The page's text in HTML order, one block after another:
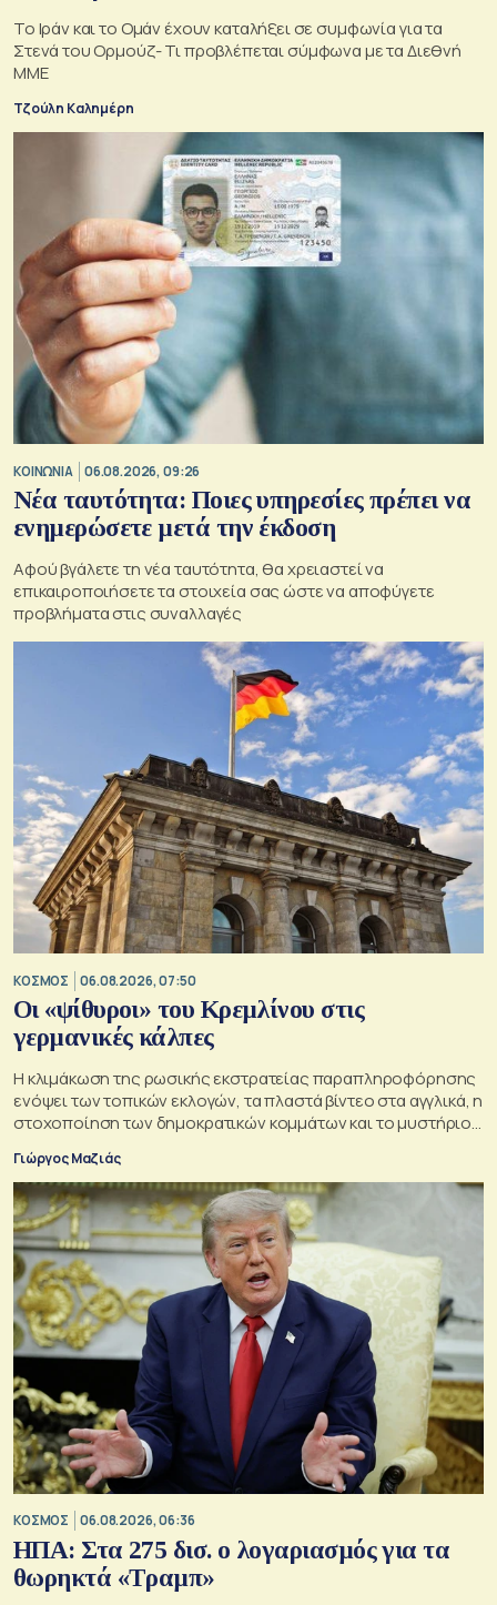
Το Ιράν και το Ομάν έχουν καταλήξει σε συμφωνία για τα
Στενά του Ορμούζ- Τι προβλέπεται σύμφωνα με τα Διεθνή
ΜΜΕ
Τζούλη Καλημέρη
ΚΟΙΝΩΝΙΑ 06.08.2026, 09:26
Νέα ταυτότητα: Ποιες υπηρεσίες πρέπει να
ενημερώσετε μετά την έκδοση
Αφού βγάλετε τη νέα ταυτότητα, θα χρειαστεί να
επικαιροποιήσετε τα στοιχεία σας ώστε να αποφύγετε
προβλήματα στις συναλλαγές
ΚΟΣΜΟΣ 06.08.2026, 07:50
Οι «ψίθυροι» του Κρεμλίνου στις
γερμανικές κάλπες
Η κλιμάκωση της ρωσικής εκστρατείας παραπληροφόρησης
ενόψει των τοπικών εκλογών, τα πλαστά βίντεο στα αγγλικά, η
στοχοποίηση των δημοκρατικών κομμάτων και το μυστήριο
Γιώργος Μαζιάς
ΚΟΣΜΟΣ 06.08.2026, 06:36
ΗΠΑ: Στα 275 δισ. ο λογαριασμός για τα
θωρηκτά «Τραμπ»